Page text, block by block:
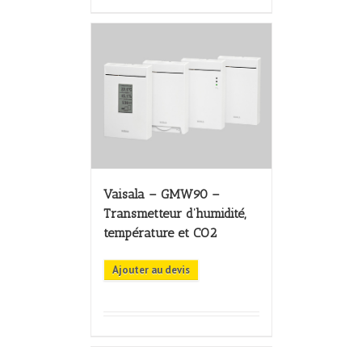
Vaisala – GMW90 –
Transmetteur d’humidité,
température et CO2
Ajouter au devis